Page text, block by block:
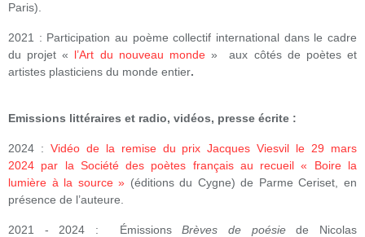
Paris).
2021 : Participation au poème collectif international dans le cadre
du projet « l’Art du nouveau monde» aux côtés de poètes et
artistes plasticiens du monde entier.
Emissions littéraires et radio, vidéos, presse écrite :
2024 : Vidéo de la remise du prix Jacques Viesvil le 29 mars
2024 par la Société des poètes français au recueil « Boire la
lumière à la source » (éditions du Cygne) de Parme Ceriset, en
présence de l’auteure.
2021 - 2024 : ÉmissionsBrèves de poésiede Nicolas